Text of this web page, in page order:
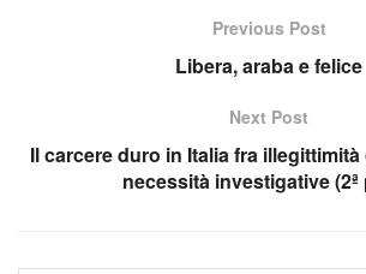
Previous Post
Libera, araba e felice
Next Post
Il carcere duro in Italia fra
necessità investigative (2ª